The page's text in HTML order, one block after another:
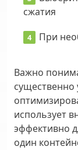
сжатия
При
Важно
использует
эффективно
один